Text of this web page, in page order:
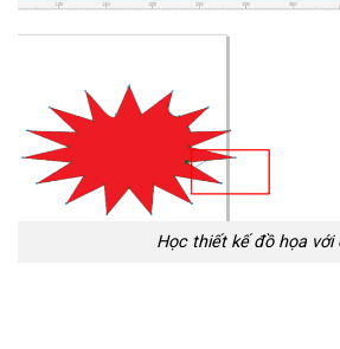
Học thiết kế đồ họa với